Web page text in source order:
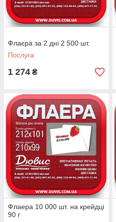
Флаєра за 2 дні 2 500 шт.
Послуга
1 274 ₴
Флаера 10 000 шт. на крейдці
90 г